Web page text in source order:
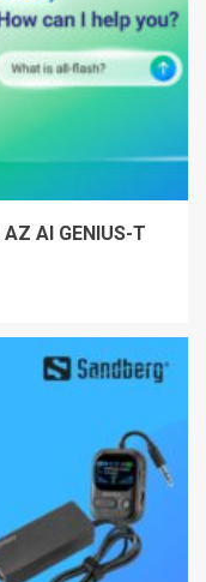
AI GENIUS-T